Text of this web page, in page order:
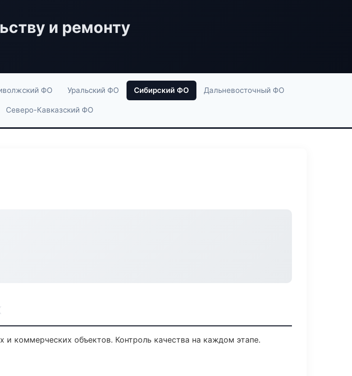
и ремонту
ФО Уральский ФО Сибирский ФО Дальневосточный ФО
Северо-Кавказский ФО
коммерческих объектов. Контроль качества на каждом этапе.